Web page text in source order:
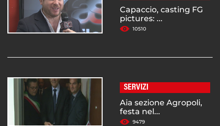
Capaccio, casting FG
pictures: ...
10510
SERVIZI
Aia sezione Agropoli,
festa nel...
9479